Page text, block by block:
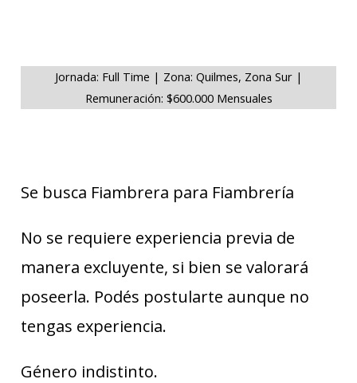
Jornada: Full Time | Zona: Quilmes, Zona Sur |
Remuneración: $600.000 Mensuales
Se busca Fiambrera para Fiambrería
No se requiere experiencia previa de
manera excluyente, si bien se valorará
poseerla. Podés postularte aunque no
tengas experiencia.
Género indistinto.